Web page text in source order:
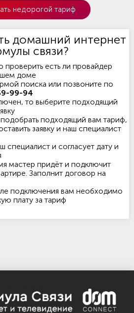
недорогой тариф
домашний интернет
связи?
есть ли провайдер
доме
поиска или позвоните по
99-94
то выберите подходящий
подходящий вам тариф,
заявку и наш специалист
специалист и согласует дату и
мастер придёт и подключит
Заполнит договор на
подключения вам необходимо
плату за тариф